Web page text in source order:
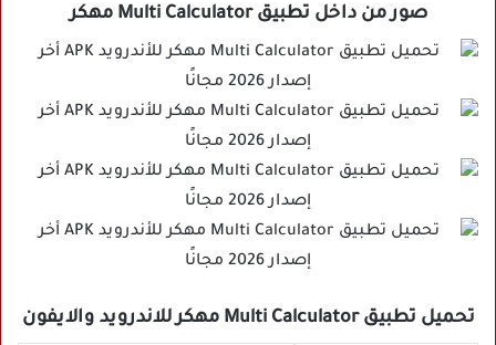
صور من داخل تطبيق Multi Calculator مهكر
تحميل تطبيق Multi Calculator مهكر للاندرويد والايفون